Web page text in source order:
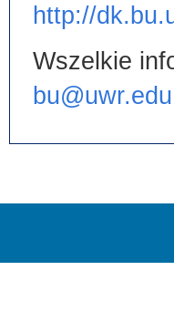
http://
Wszelkie